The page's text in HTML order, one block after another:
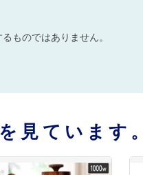
ものではありません。
見ています。